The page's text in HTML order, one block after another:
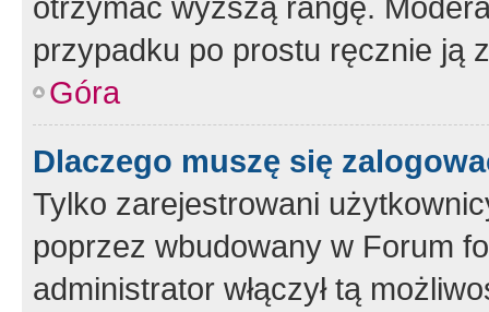
przypadku po prostu ręcznie ją
Góra
Dlaczego muszę się
Tylko zarejestrowani
poprzez wbudowany w Forum
administrator włączył tą